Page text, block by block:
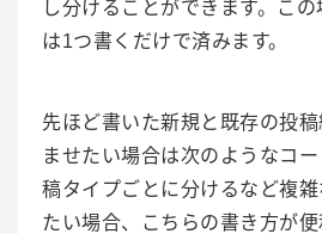
し分けることができます。この
は1つ書くだけで済みます。
先ほど書いた新規と既存の投
ませたい場合は次のようなコ
稿タイプごとに分けるなど複
たい場合、こちらの書き方が